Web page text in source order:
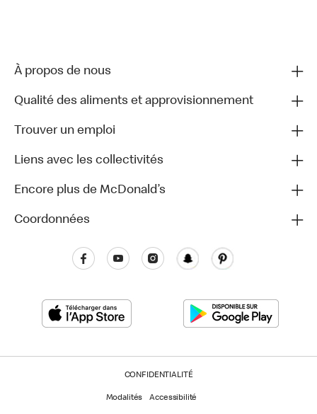
À propos de nous
Qualité des aliments et approvisionnement
Trouver un emploi
Liens avec les collectivités
Encore plus de McDonald’s
Coordonnées
CONFIDENTIALITÉ
Modalités Accessibilité